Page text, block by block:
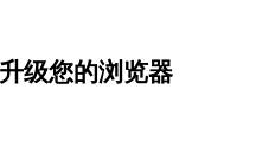
级您的浏览器